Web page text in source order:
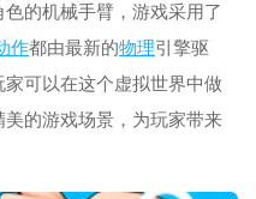
的机械手臂，游戏采用了
作都由最新的物理引擎驱
可以在这个虚拟世界中做
的游戏场景，为玩家带来